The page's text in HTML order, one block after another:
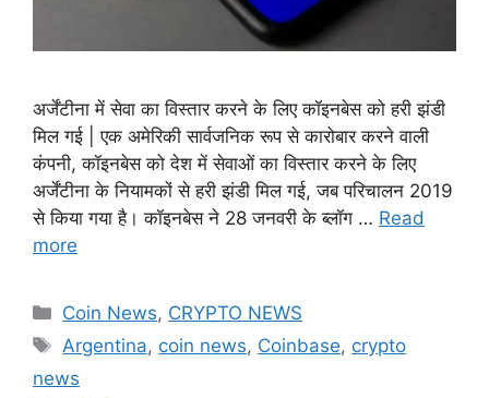
अर्जेंटीना में सेवा का विस्तार करने के लिए कॉइनबेस को हरी झंडी
मिल गई | एक अमेरिकी सार्वजनिक रूप से कारोबार करने वाली
कंपनी, कॉइनबेस को देश में सेवाओं का विस्तार करने के लिए
अर्जेंटीना के नियामकों से हरी झंडी मिल गई, जब परिचालन 2019
से किया गया है। कॉइनबेस ने 28 जनवरी के ब्लॉग … Read
more
Categories
Coin News, CRYPTO NEWS
Tags
Argentina, coin news, Coinbase, crypto
news